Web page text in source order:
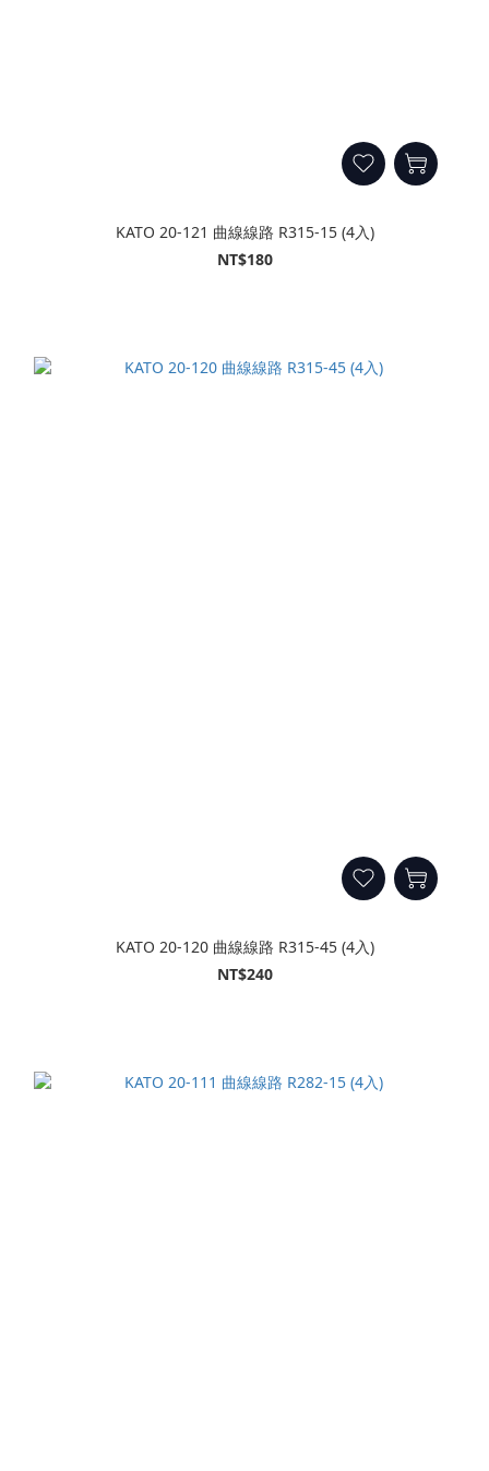
KATO 20-121 曲線線路 R315-15 (4入)
NT$180
KATO 20-120 曲線線路 R315-45 (4入)
NT$240